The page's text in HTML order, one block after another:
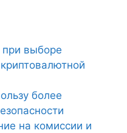
выборе
более
на комиссии и